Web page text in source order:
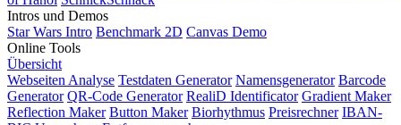
Intros und Demos
Star Wars Intro Benchmark 2D Canvas Demo
Online Tools
Übersicht
Webseiten Analyse Testdaten Generator Namensgenerator Barcode
Generator QR-Code Generator RealiD Identificator Gradient Maker
Reflection Maker Button Maker Biorhythmus Preisrechner IBAN-